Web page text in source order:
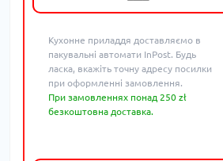
Кухонне приладдя доставляємо в
пакувальні автомати InPost. Будь
ласка, вкажіть точну адресу посилки
при оформленні замовлення.
При замовленнях понад 250 zł
безкоштовна доставка.